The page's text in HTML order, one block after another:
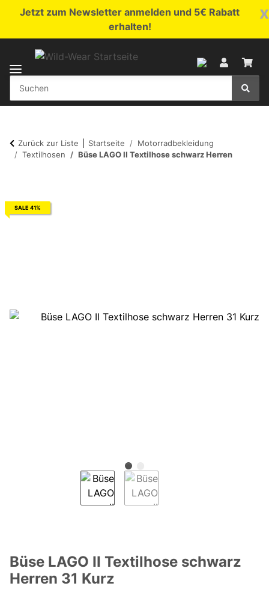
x
Jetzt zum Newsletter anmelden und 5€ Rabatt
erhalten!
Zurück zur Liste Startseite
Motorradbekleidung
Textilhosen
Büse LAGO II Textilhose schwarz Herren
SALE 41%
Büse LAGO II Textilhose schwarz
Herren 31 Kurz